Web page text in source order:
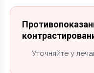
Уточняйте у